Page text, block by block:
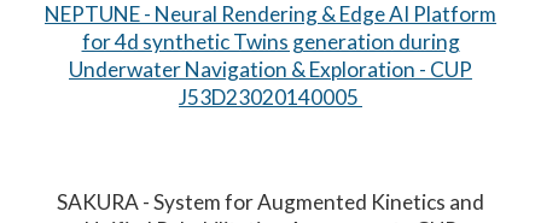
NEPTUNE- Neural Rendering & Edge AI Platform
for 4d synthetic Twins generation during
Underwater Navigation & Exploration - CUP
J53D23020140005
SAKURA - System for Augmented Kinetics and